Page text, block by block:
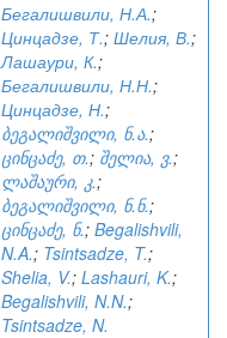
Бегалишвили, Н.А.;
Цинцадзе, Т.; Шелия, В.;
Лашаури, К.;
Бегалишвили, Н.Н.;
Цинцадзе, Н.;
ბეგალიშვილი, ნ.ა.;
ცინცაძე, თ.; შელია, ვ.;
ლაშაური, კ.;
ბეგალიშვილი, ნ.ნ.;
ცინცაძე, ნ.; Begalishvili,
N.A.; Tsintsadze, T.;
Shelia, V.; Lashauri, K.;
Begalishvili, N.N.;
Tsintsadze, N.